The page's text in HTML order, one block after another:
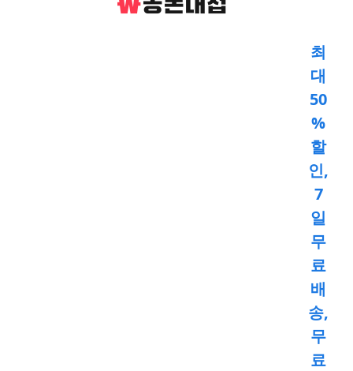
최
대
50
%
할
인,
7
일
무
료
배
송,
무
료